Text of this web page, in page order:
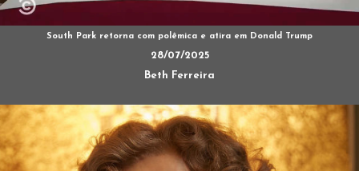
South Park retorna com polêmica e atira em Donald Trump
28/07/2025
Beth Ferreira